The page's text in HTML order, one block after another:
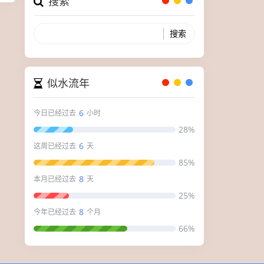
似水流年
今日已经过去 6 小时
28%
这周已经过去 6 天
85%
本月已经过去 8 天
25%
今年已经过去 8 个月
66%